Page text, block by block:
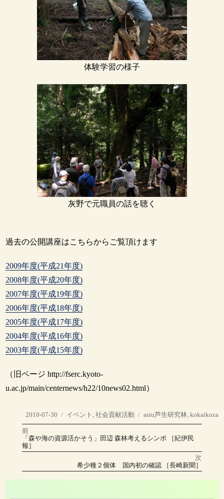
体験学習の様子
灰野で元職員の話を聴く
過去の公開講座はこちらからご覧頂けます
2009年度(平成21年度)
2008年度(平成20年度)
2007年度(平成19年度)
2006年度(平成18年度)
2005年度(平成17年度)
2004年度(平成16年度)
2003年度(平成15年度)
（旧ページ http://fserc.kyoto-
u.ac.jp/main/centernews/h22/10news02.html）
投
稿
日:
2010-07-30
カ
テ
ゴ
イベント , 社会貢献活動
タ
グ
asiu芦生研究林, kokaikoza
投
稿
前
前
の
投
「森や海の資源活かそう」田辺 森林考えるシンポ ［紀伊民
報］
次
の
希少種２個体 国内初の確認 ［長崎新聞］